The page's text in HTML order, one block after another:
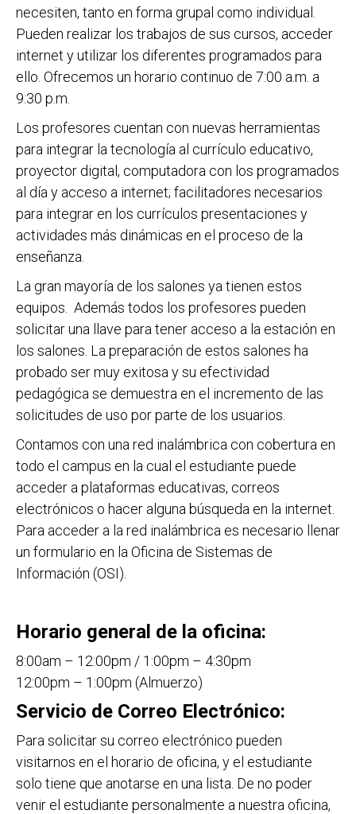
necesiten, tanto en forma grupal como individual.
Pueden realizar los trabajos de sus cursos, acceder
internet y utilizar los diferentes programados para
ello. Ofrecemos un horario continuo de 7:00 a.m. a
9:30 p.m.
Los profesores cuentan con nuevas herramientas
para integrar la tecnología al currículo educativo,
proyector digital, computadora con los programados
al día y acceso a internet; facilitadores necesarios
para integrar en los currículos presentaciones y
actividades más dinámicas en el proceso de la
enseñanza.
La gran mayoría de los salones ya tienen estos
equipos. Además todos los profesores pueden
solicitar una llave para tener acceso a la estación en
los salones. La preparación de estos salones ha
probado ser muy exitosa y su efectividad
pedagógica se demuestra en el incremento de las
solicitudes de uso por parte de los usuarios.
Contamos con una red inalámbrica con cobertura en
todo el campus en la cual el estudiante puede
acceder a plataformas educativas, correos
electrónicos o hacer alguna búsqueda en la internet.
Para acceder a la red inalámbrica es necesario llenar
un formulario en la Oficina de Sistemas de
Información (OSI).
Horario general de la oficina:
8:00am – 12:00pm / 1:00pm – 4:30pm
12:00pm – 1:00pm (Almuerzo)
Servicio de Correo Electrónico:
Para solicitar su correo electrónico pueden
visitarnos en el horario de oficina, y el estudiante
solo tiene que anotarse en una lista. De no poder
venir el estudiante personalmente a nuestra oficina,